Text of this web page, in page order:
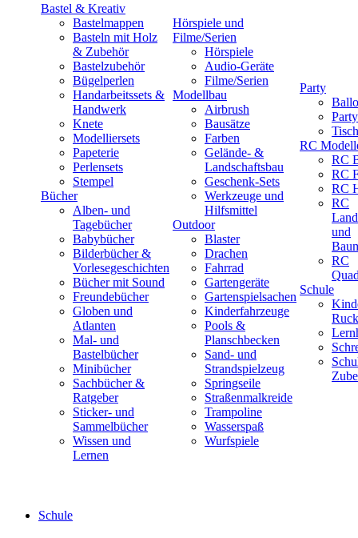
Bastel & Kreativ
Bastelmappen
Basteln mit Holz
& Zubehör
Bastelzubehör
Bügelperlen
Handarbeitssets &
Handwerk
Knete
Modelliersets
Papeterie
Perlensets
Stempel
Bücher
Alben- und
Tagebücher
Babybücher
Bilderbücher &
Vorlesegeschichten
Bücher mit Sound
Freundebücher
Globen und
Atlanten
Mal- und
Bastelbücher
Minibücher
Sachbücher &
Ratgeber
Sticker- und
Sammelbücher
Wissen und
Lernen
Hörspiele und
Filme/Serien
Hörspiele
Audio-Geräte
Filme/Serien
Modellbau
Airbrush
Bausätze
Farben
Gelände- &
Landschaftsbau
Geschenk-Sets
Werkzeuge und
Hilfsmittel
Outdoor
Blaster
Drachen
Fahrrad
Gartengeräte
Gartenspielsachen
Kinderfahrzeuge
Pools &
Planschbecken
Sand- und
Strandspielzeug
Springseile
Straßenmalkreide
Trampoline
Wasserspaß
Wurfspiele
Party
RC
RC
RC
RC
RC
und
RC
Schule
Schule